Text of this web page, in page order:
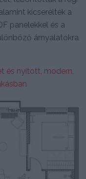
kicserélték a
panelekkel és a
árnyalatokra
és nyitott, modern,